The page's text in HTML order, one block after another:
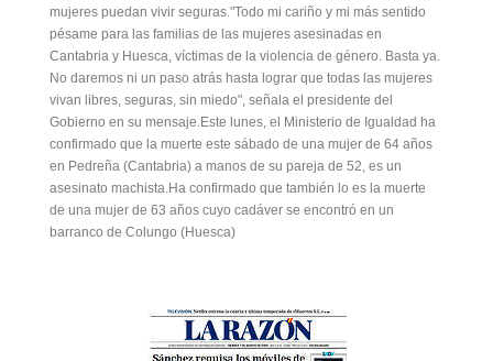
mujeres puedan vivir seguras."Todo mi cariño y mi más sentido
pésame para las familias de las mujeres asesinadas en
Cantabria y Huesca, víctimas de la violencia de género. Basta ya.
No daremos ni un paso atrás hasta lograr que todas las mujeres
vivan libres, seguras, sin miedo", señala el presidente del
Gobierno en su mensaje.Este lunes, el Ministerio de Igualdad ha
confirmado que la muerte este sábado de una mujer de 64 años
en Pedreña (Cantabria) a manos de su pareja de 52, es un
asesinato machista.Ha confirmado que también lo es la muerte
de una mujer de 63 años cuyo cadáver se encontró en un
barranco de Colungo (Huesca)